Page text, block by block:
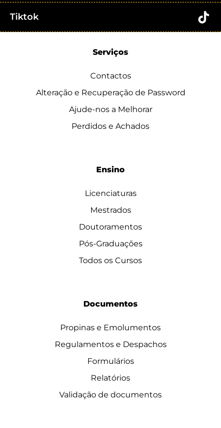
Tiktok
Serviços
Contactos
Alteração e Recuperação de Password
Ajude-nos a Melhorar
Perdidos e Achados
Ensino
Licenciaturas
Mestrados
Doutoramentos
Pós-Graduações
Todos os Cursos
Documentos
Propinas e Emolumentos
Regulamentos e Despachos
Formulários
Relatórios
Validação de documentos